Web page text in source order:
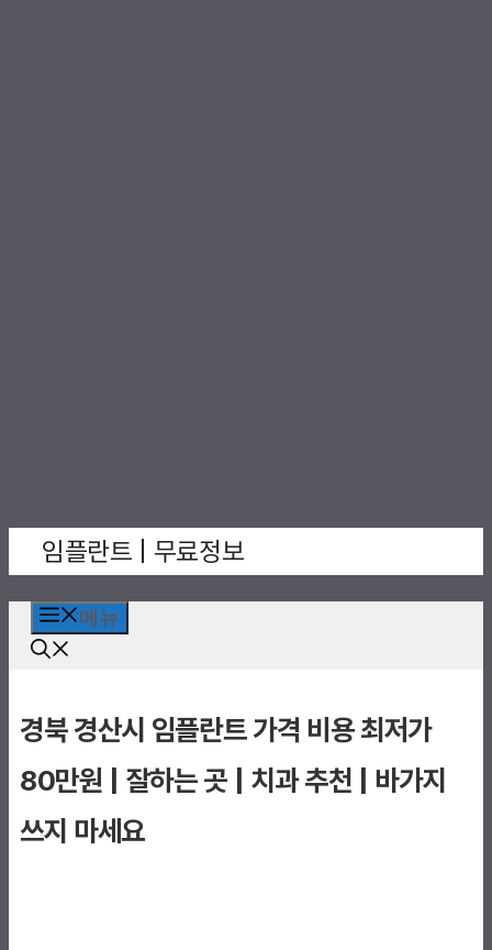
뛰
임플란트 | 무료정보
메뉴
경북 경산시 임플란트 가격 비용 최저가
80만원 | 잘하는 곳 | 치과 추천 | 바가지
쓰지 마세요